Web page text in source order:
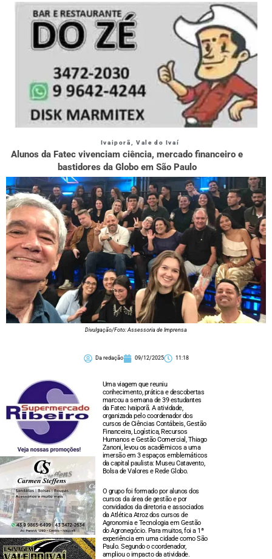
Ivaiporã Vale do Ivaí
Alunos da Fatec vivenciam ciência, mercado financeiro e
bastidores da Globo em São Paulo
Divulgação/Foto: Assessoria de Imprensa
Da redação 09/12/2025 11:18
Uma viagem que reuniu
conhecimento, prática e descobertas
marcou a semana de 39 estudantes
da Fatec Ivaiporã. A atividade,
organizada pelo coordenador dos
cursos de Ciências Contábeis, Gestão
Financeira, Logística, Recursos
Humanos e Gestão Comercial, Thiago
Zanoni, levou os acadêmicos a uma
imersão em 3 espaços emblemáticos
da capital paulista: Museu Catavento,
Bolsa de Valores e Rede Globo.
O grupo foi formado por alunos dos
cursos da área de gestão e por
convidados da diretoria e associados
da Atlética Atroz dos cursos de
Agronomia e Tecnologia em Gestão
do Agronegócio. Para muitos, foi a 1ª
experiência em uma cidade como São
Paulo. Segundo o coordenador,
ampliou o impacto da atividade.